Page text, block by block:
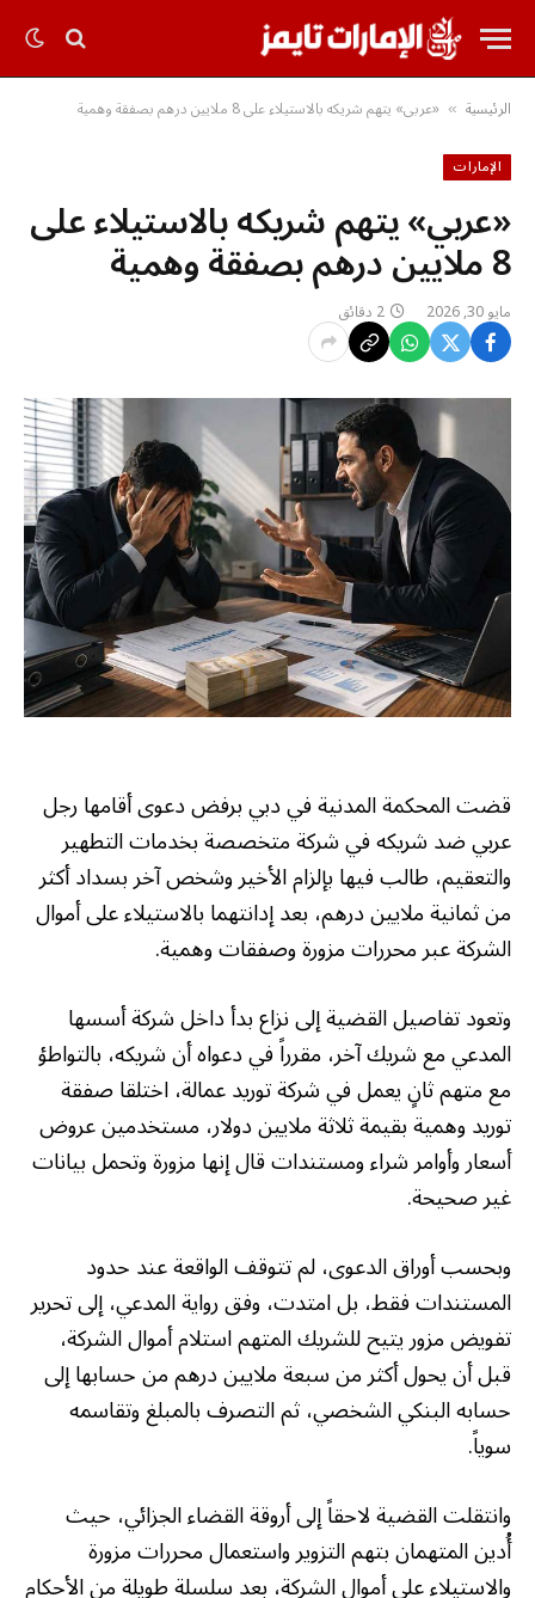
الرئيسية » «عربي» يتهم شريكه بالاستيلاء على 8 ملايين درهم بصفقة وهمية
الإمارات
«عربي» يتهم شريكه بالاستيلاء على
8 ملايين درهم بصفقة وهمية
مايو 30, 2026 2 دقائق
قضت المحكمة المدنية في دبي برفض دعوى أقامها رجل
عربي ضد شريكه في شركة متخصصة بخدمات التطهير
والتعقيم، طالب فيها بإلزام الأخير وشخص آخر بسداد أكثر
من ثمانية ملايين درهم، بعد إدانتهما بالاستيلاء على أموال
الشركة عبر محررات مزورة وصفقات وهمية.
وتعود تفاصيل القضية إلى نزاع بدأ داخل شركة أسسها
المدعي مع شريك آخر، مقرراً في دعواه أن شريكه، بالتواطؤ
مع متهم ثانٍ يعمل في شركة توريد عمالة، اختلقا صفقة
توريد وهمية بقيمة ثلاثة ملايين دولار، مستخدمين عروض
أسعار وأوامر شراء ومستندات قال إنها مزورة وتحمل بيانات
غير صحيحة.
وبحسب أوراق الدعوى، لم تتوقف الواقعة عند حدود
المستندات فقط، بل امتدت، وفق رواية المدعي، إلى تحرير
تفويض مزور يتيح للشريك المتهم استلام أموال الشركة،
قبل أن يحول أكثر من سبعة ملايين درهم من حسابها إلى
حسابه البنكي الشخصي، ثم التصرف بالمبلغ وتقاسمه
سوياً.
وانتقلت القضية لاحقاً إلى أروقة القضاء الجزائي، حيث
أُدين المتهمان بتهم التزوير واستعمال محررات مزورة
والاستيلاء على أموال الشركة، بعد سلسلة طويلة من الأحكام